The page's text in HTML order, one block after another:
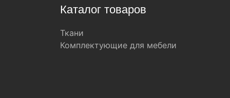
Каталог товаров
Ткани
Комплектующие для мебели